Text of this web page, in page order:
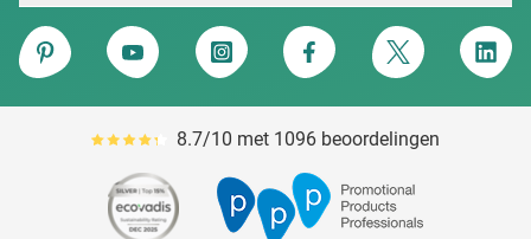
Van Heijster
Pinterest
YouTube Instagram Facebook Twitter
Gemiddeld reviewpercentage is 87
8.7/10 met 1096 beoordelingen